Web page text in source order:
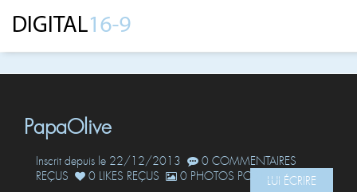
PapaOlive
Inscrit depuis le 22/12/2013
0 COMMENTAIRES
REÇUS
0 LIKES REÇUS 0 PHOTOS POSTÉESLUI ÉCRIRE